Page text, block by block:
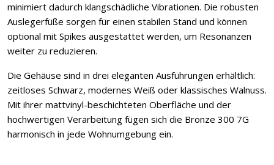
minimiert dadurch klangschädliche Vibrationen. Die robusten
Auslegerfüße sorgen für einen stabilen Stand und können
optional mit Spikes ausgestattet werden, um Resonanzen
weiter zu reduzieren.
Die Gehäuse sind in drei eleganten Ausführungen erhältlich:
zeitloses Schwarz, modernes Weiß oder klassisches Walnuss.
Mit ihrer mattvinyl-beschichteten Oberfläche und der
hochwertigen Verarbeitung fügen sich die Bronze 300 7G
harmonisch in jede Wohnumgebung ein.